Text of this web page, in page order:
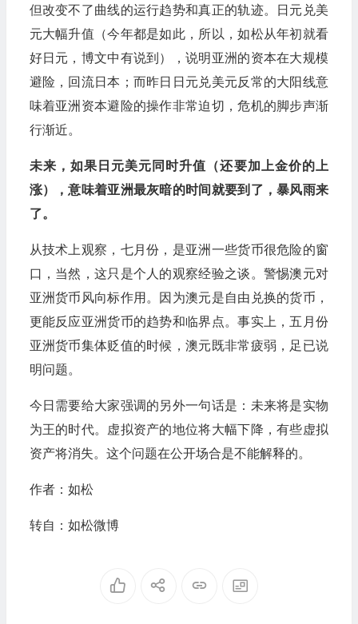
但改变不了曲线的运行趋势和真正的轨迹。日元兑美
元大幅升值（今年都是如此，所以，如松从年初就看
好日元，博文中有说到），说明亚洲的资本在大规模
避险，回流日本；而昨日日元兑美元反常的大阳线意
味着亚洲资本避险的操作非常迫切，危机的脚步声渐
行渐近。
未来，如果日元美元同时升值（还要加上金价的上
涨），意味着亚洲最灰暗的时间就要到了，暴风雨来
了。
从技术上观察，七月份，是亚洲一些货币很危险的窗
口，当然，这只是个人的观察经验之谈。警惕澳元对
亚洲货币风向标作用。因为澳元是自由兑换的货币，
更能反应亚洲货币的趋势和临界点。事实上，五月份
亚洲货币集体贬值的时候，澳元既非常疲弱，足已说
明问题。
今日需要给大家强调的另外一句话是：未来将是实物
为王的时代。虚拟资产的地位将大幅下降，有些虚拟
资产将消失。这个问题在公开场合是不能解释的。
作者：如松
转自：如松微博